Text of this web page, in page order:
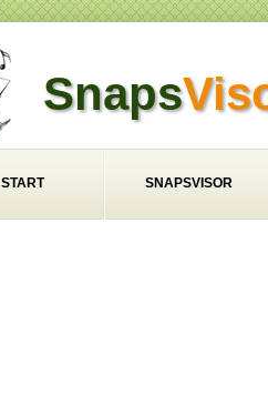
Snaps
START SNAPSVISOR